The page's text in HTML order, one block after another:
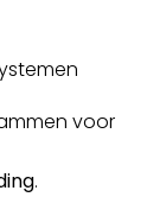
voor
.